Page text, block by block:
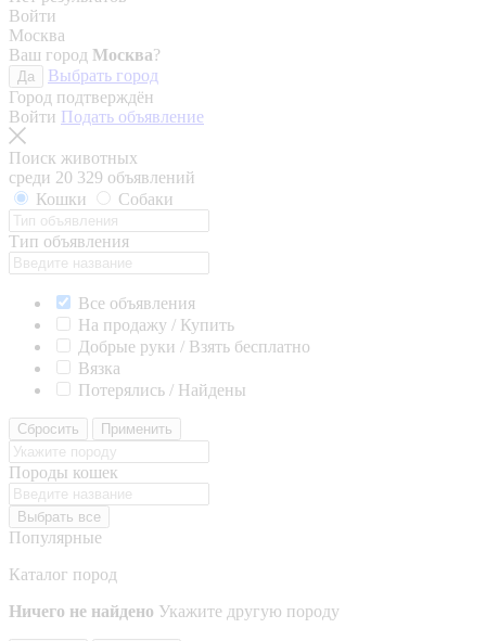
Войти
Москва
Ваш город Москва?
Да
Выбрать город
Город подтверждён
Войти Подать объявление
Поиск животных
среди 20 329 объявлений
Кошки
Собаки
Тип объявления
Все объявления
На продажу / Купить
Добрые руки / Взять бесплатно
Вязка
Потерялись / Найдены
Сбросить Применить
Породы кошек
Выбрать все
Популярные
Каталог пород
Ничего не найдено Укажите другую породу